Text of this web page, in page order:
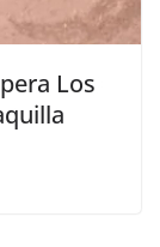
Los